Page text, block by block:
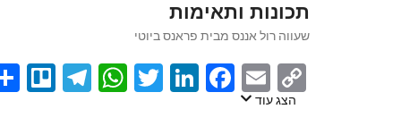
תכונות ותאימות
שעווה רול אננס מבית פראנס ביוטי
Copy
Link
Email
Facebook
LinkedIn
Twitter
הצג עוד